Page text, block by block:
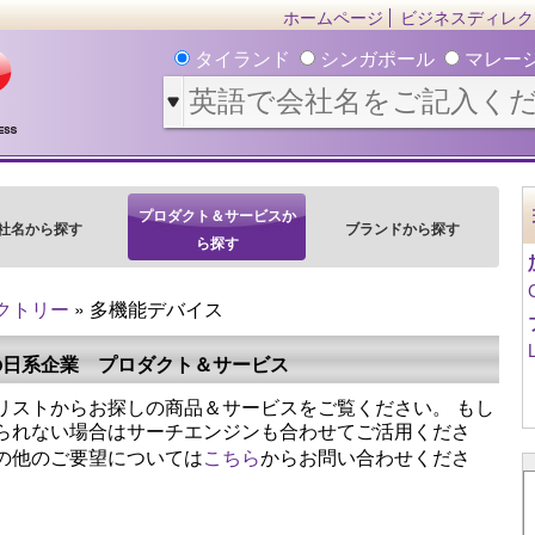
ホームページ ビジネスディレ
タイランド シンガポール マレー
名から探す
プロダクト＆サービスか
ら探す
ブランドから探す
トリー » 多機能デバイス
系企業 プロダクト＆サービス
ストからお探しの商品＆サービスをご覧ください。 もし
れない場合はサーチエンジンも合わせてご活用くださ
他のご要望についてはこちらからお問い合わせくださ